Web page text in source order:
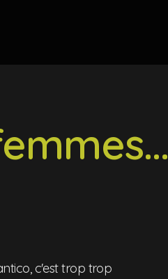
c'est trop trop